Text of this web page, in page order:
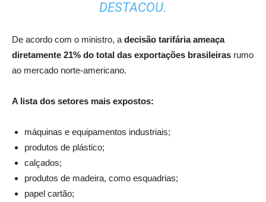
DESTACOU.
De acordo com o ministro, a decisão tarifária ameaça
diretamente 21% do total das exportações brasileiras rumo
ao mercado norte-americano.
A lista dos setores mais expostos:
máquinas e equipamentos industriais;
produtos de plástico;
calçados;
produtos de madeira, como esquadrias;
papel cartão;